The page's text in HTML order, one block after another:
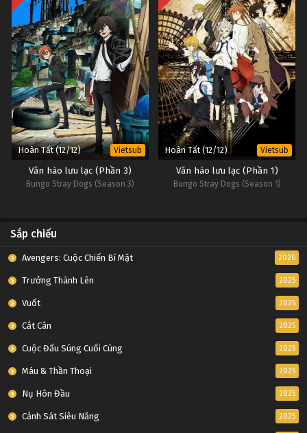
Hoàn Tất (12/12) Vietsub
Văn hào lưu lạc (Phần 3)
Bungo Stray Dogs (Season 3)
Hoàn Tất (12/12) Vietsub
Văn hào lưu lạc (Phần 1)
Bungo Stray Dogs (Season 1)
Sắp chiếu
Avengers: Cuộc Chiến Bí Mật 2026
Trưởng Thành Lên 2025
Vuốt 2025
Cắt Cân 2025
Cuộc Đấu Súng Cuối Cùng 2025
Máu & Thần Thoại 2025
Nụ Hôn Đầu 2025
Cảnh Sát Siêu Năng 2025